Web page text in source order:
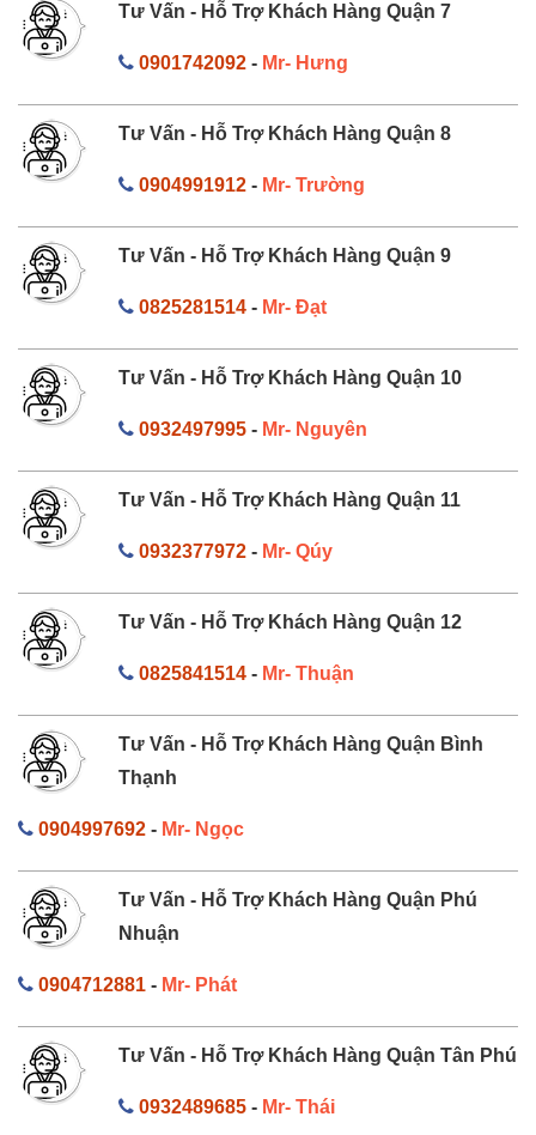
Tư Vấn - Hỗ Trợ Khách Hàng Quận 7
0901742092- Mr- Hưng
Tư Vấn - Hỗ Trợ Khách Hàng Quận 8
0904991912- Mr- Trường
Tư Vấn - Hỗ Trợ Khách Hàng Quận 9
0825281514- Mr- Đạt
Tư Vấn - Hỗ Trợ Khách Hàng Quận 10
0932497995- Mr- Nguyên
Tư Vấn - Hỗ Trợ Khách Hàng Quận 11
0932377972- Mr- Qúy
Tư Vấn - Hỗ Trợ Khách Hàng Quận 12
0825841514- Mr- Thuận
Tư Vấn - Hỗ Trợ Khách Hàng Quận Bình
Thạnh
0904997692 - Mr- Ngọc
Tư Vấn - Hỗ Trợ Khách Hàng Quận Phú
Nhuận
0904712881 - Mr- Phát
Tư Vấn - Hỗ Trợ Khách Hàng Quận Tân Phú
0932489685- Mr- Thái